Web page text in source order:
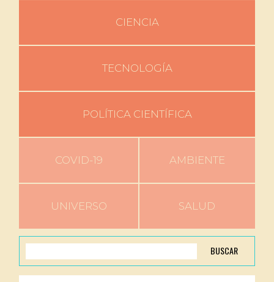
CIENCIA
TECNOLOGÍA
POLÍTICA CIENTÍFICA
COVID-19 AMBIENTE
UNIVERSO SALUD
BUSCAR